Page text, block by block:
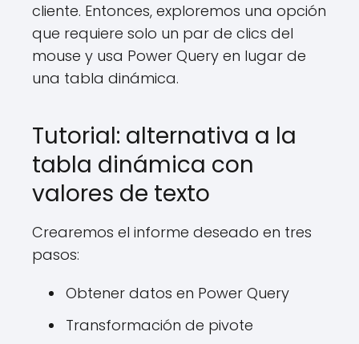
cliente. Entonces, exploremos una opción
que requiere solo un par de clics del
mouse y usa Power Query en lugar de
una tabla dinámica.
Tutorial: alternativa a la
tabla dinámica con
valores de texto
Crearemos el informe deseado en tres
pasos:
Obtener datos en Power Query
Transformación de pivote